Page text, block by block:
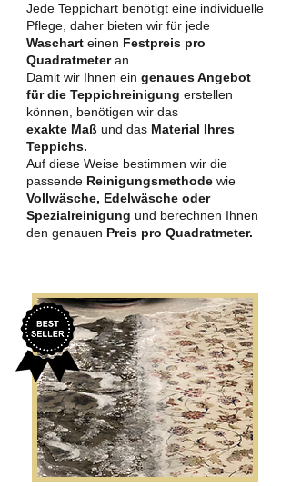
Jede Teppichart benötigt eine individuelle
Pflege, daher bieten wir für jede
Waschart einen Festpreis pro
Quadratmeteran.
Damit wir Ihnen ein genaues Angebot
für die Teppichreinigung erstellen
können, benötigen wir das
exakte Maß und das Material Ihres
Teppichs.
Auf diese Weise bestimmen wir die
passende Reinigungsmethode wie
Vollwäsche, Edelwäsche oder
Spezialreinigung und berechnen Ihnen
den genauen Preis pro Quadratmeter.